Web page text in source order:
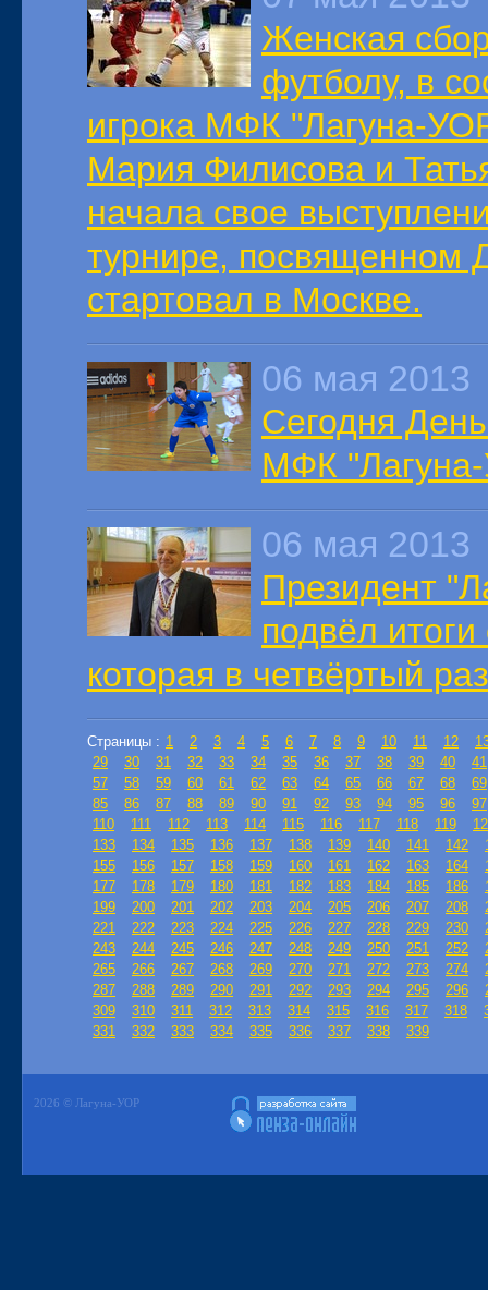
Женская
футболу, в
игрока МФК "Лагуна-
Мария Филисова и
начала свое
турнире, посвященном
стартовал в Москве.
06 мая 2013
Сегодня
МФК
06 мая 2013
Президент
подвёл
которая в четвёртый
Страницы : 1 2 3 4 5 6 7 8 9 10 11 12
29
30 31 32 33 34 35 36 37 38 39 40
41
57
58 59 60 61 62 63 64 65 66 67 68
69
85
86 87 88 89 90 91 92 93 94 95 96
97
110
111 112 113 114 115 116 117 118 119
133
134 135 136 137 138 139 140 141 142
155
156 157 158 159 160 161 162 163 164
177
178 179 180 181 182 183 184 185 186
199
200 201 202 203 204 205 206 207 208
221
222 223 224 225 226 227 228 229 230
243
244 245 246 247 248 249 250 251 252
265
266 267 268 269 270 271 272 273 274
287
288 289 290 291 292 293 294 295 296
309
310 311 312 313 314 315 316 317 318
331
332 333 334 335 336 337 338 339
2026 © Лагуна-УОР